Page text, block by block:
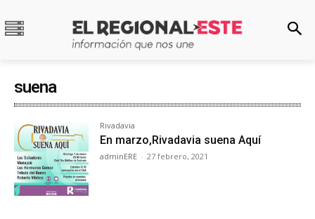
suena
Rivadavia
En marzo,Rivadavia suena Aquí
adminERE - 27 febrero, 2021